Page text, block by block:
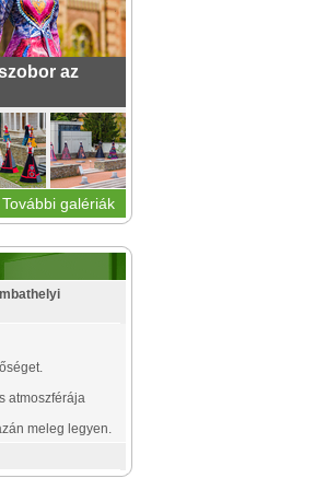
az
További galériák
atmoszférája
meleg legyen.